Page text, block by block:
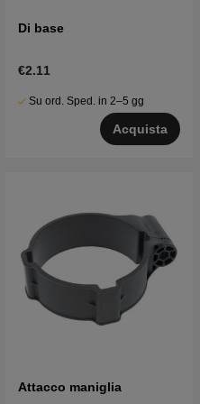
Di base
€2.11
Su ord. Sped. in 2–5 gg
Acquista
Attacco maniglia